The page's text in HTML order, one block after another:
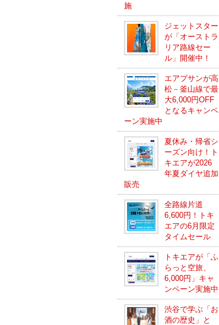
施
ジェットスター
が「オーストラ
リア路線セー
ル」開催中！
エアプサンが高
松－釜山線で最
大6,000円OFF
となるキャンペ
ーン実施中
夏休み・帰省シ
ーズン向け！ト
キエアが2026
年夏ダイヤ追加
販売
全路線片道
6,600円！トキ
エアの6月限定
タイムセール
トキエアが「ふ
らっと空旅、
6,000円」キャ
ンペーン実施中
渋谷で学ぶ「お
酒の歴史」と